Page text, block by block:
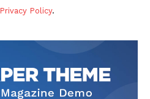
Privacy Policy.